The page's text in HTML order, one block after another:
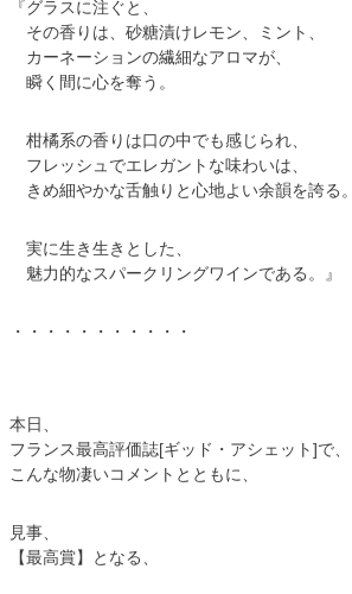
『グラスに注ぐと、
その香りは、砂糖漬けレモン、ミント、
カーネーションの繊細なアロマが、
瞬く間に心を奪う。
柑橘系の香りは口の中でも感じられ、
フレッシュでエレガントな味わいは、
きめ細やかな舌触りと心地よい余韻を誇る。
実に生き生きとした、
魅力的なスパークリングワインである。』
・・・・・・・・・・・
本日、
フランス最高評価誌[ギッド・アシェット]で、
こんな物凄いコメントとともに、
見事、
【最高賞】となる、